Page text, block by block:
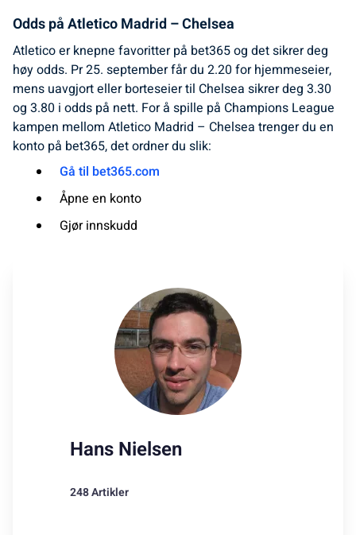
Odds på Atletico Madrid – Chelsea
Atletico er knepne favoritter på bet365 og det sikrer deg
høy odds. Pr 25. september får du 2.20 for hjemmeseier,
mens uavgjort eller borteseier til Chelsea sikrer deg 3.30
og 3.80 i odds på nett. For å spille på Champions League
kampen mellom Atletico Madrid – Chelsea trenger du en
konto på bet365, det ordner du slik:
Gå til bet365.com
Åpne en konto
Gjør innskudd
Hans Nielsen
248 Artikler